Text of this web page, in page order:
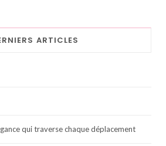
ARTICLES
qui traverse chaque déplacement